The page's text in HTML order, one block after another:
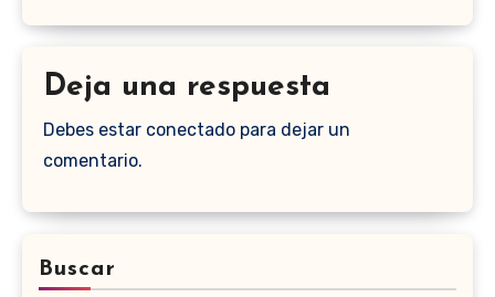
Deja una respuesta
Debes estar conectado para dejar un
comentario.
Buscar